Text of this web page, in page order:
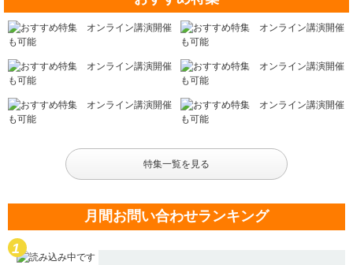
特集一覧を見る
月間お問い合わせランキング